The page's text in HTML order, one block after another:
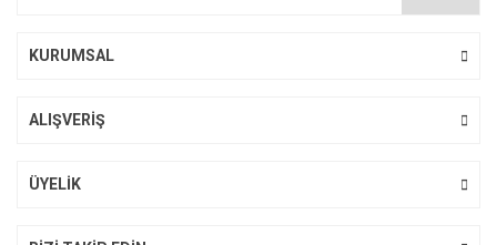
KURUMSAL
ALIŞVERİŞ
ÜYELİK